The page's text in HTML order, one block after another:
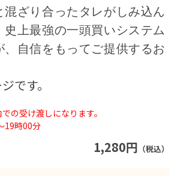
1,280円 （税込）
混ざり合ったタレがしみ込ん
史上最強の一頭買いシステム
、自信をもってご提供するお
です。
の受け渡しになります。
19時00分